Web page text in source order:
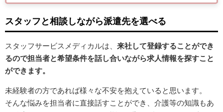
スタッフと相談しながら派遣先を選べる
スタッフサービスメディカルは、 来社して登録することができ
るので担当者と希望条件を話し合いながら求人情報を探すこと
ができます。
未経験者の方であれば様々な不安を抱えていると思います。
そんな悩みを担当者に直接話すことができ、介護等の知識もあ